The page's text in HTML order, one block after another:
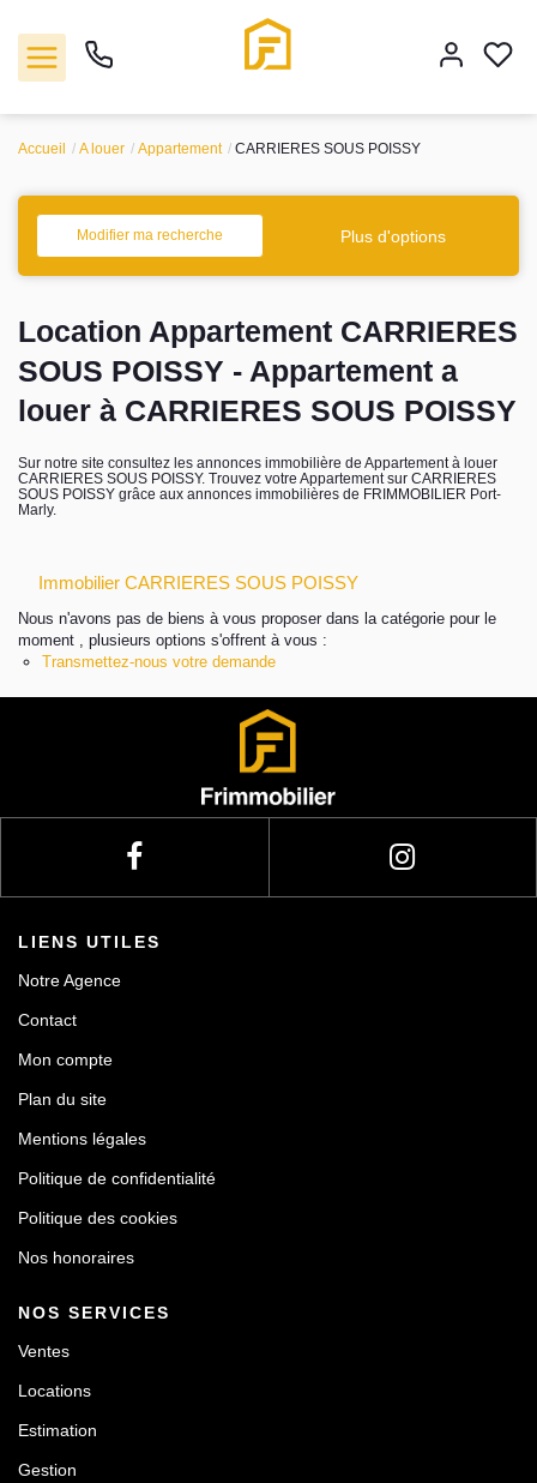
Vente
Location
Biens vendus
Gestion
Estimation
Actualités
Contact
Accueil A louer Appartement CARRIERES SOUS POISSY
Modifier ma recherche Plus d'options
Location Appartement CARRIERES
SOUS POISSY - Appartement a
louer à CARRIERES SOUS POISSY
Sur notre site consultez les annonces immobilière de Appartement à louer
CARRIERES SOUS POISSY. Trouvez votre Appartement sur CARRIERES
SOUS POISSY grâce aux annonces immobilières de FRIMMOBILIER Port-
Marly.
Immobilier CARRIERES SOUS POISSY
Nous n'avons pas de biens à vous proposer dans la catégorie pour le
moment , plusieurs options s'offrent à vous :
Transmettez-nous votre demande
LIENS UTILES
Notre Agence
Contact
Mon compte
Plan du site
Mentions légales
Politique de confidentialité
Politique des cookies
Nos honoraires
NOS SERVICES
Ventes
Locations
Estimation
Gestion